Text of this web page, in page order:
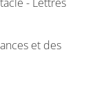
et des